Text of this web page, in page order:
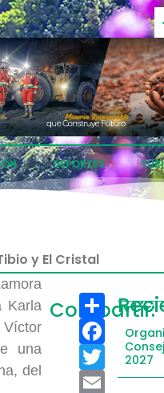
DEPORTES
y El Cristal
Karla
una
del
Compartir:
Facebook
Twitter
Email
2027